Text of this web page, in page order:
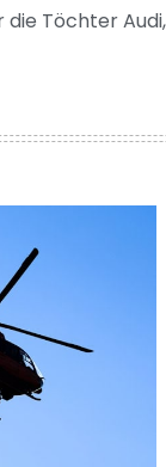
Töchter